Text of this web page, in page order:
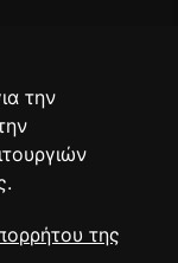
την
της
προσφορές. Μετά